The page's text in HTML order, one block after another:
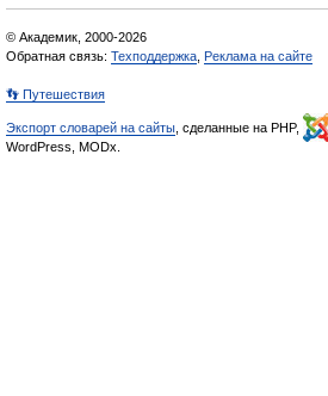
© Академик, 2000-2026
Обратная связь: Техподдержка Реклама на сайте
👣 Путешествия
Экспорт словарей на сайты , сделанные на PHP,
WordPress, MODx.